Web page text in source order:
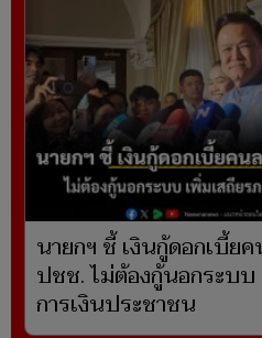
นายกฯ ชี้ เงินกู้ดอกเบี้ย
ปชช. ไม่ต้องกู้นอกระบ
การเงินประชาชน